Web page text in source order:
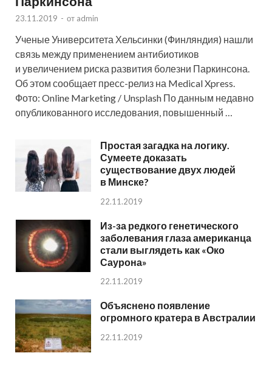
23.11.2019 - от admin
Ученые Университета Хельсинки (Финляндия) нашли
связь между применением антибиотиков
и увеличением риска развития болезни Паркинсона.
Об этом сообщает пресс-релиз на Medical Xpress.
Фото: Online Marketing / Unsplash По данным недавно
опубликованного исследования, повышенный …
Простая загадка на логику.
Сумеете доказать
существование двух людей
в Минске?
22.11.2019
Из-за редкого генетического
заболевания глаза американца
стали выглядеть как «Око
Саурона»
22.11.2019
Объяснено появление
огромного кратера в Австралии
22.11.2019